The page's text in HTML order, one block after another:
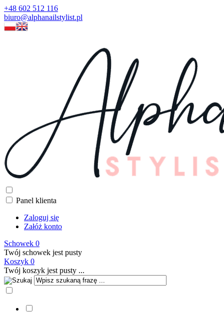
+48 602 512 116
biuro@alphanailstylist.pl
Panel klienta
Zaloguj się
Załóż konto
Schowek 0
Twój schowek jest pusty
Koszyk 0
Twój koszyk jest pusty ...